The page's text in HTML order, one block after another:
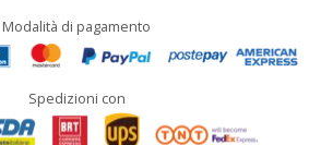
Modalità di pagamento
Spedizioni con